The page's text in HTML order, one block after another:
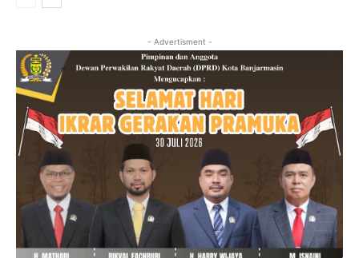
- Advertisment -